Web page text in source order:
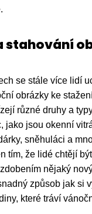
stahování
se stále více lidí
obrázky ke
různé druhy a
jako jsou okenní
sněhuláci a
tím, že lidé chtějí
nějaký
způsob jak si
které tráví